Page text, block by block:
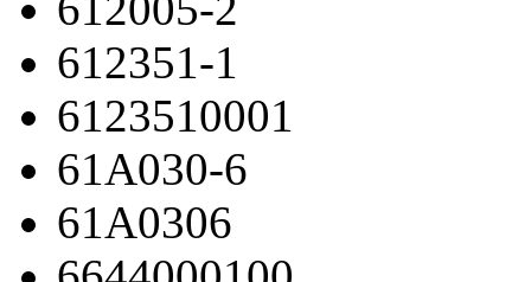
612351-1
6123510001
61A030-6
61A0306